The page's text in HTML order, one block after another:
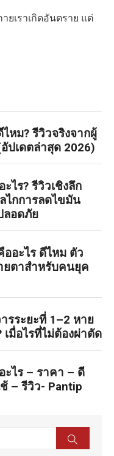
ยเราเกิดอันตราย แต่
หม? รีวิวจริงจากผู้
ปเดตล่าสุด 2026)
ไร? รีวิวเชิงลึก
ไกการลดไขมัน
ลอดภัย
ออะไร ดีไหม ตัว
ยตาสำหรับคนยุค
รระยะที่ 1–2 หาย
เมื่อไรที่ไม่ต้องผ่าตัด
ะไร – ราคา – ดี
– รีวิว- Pantip